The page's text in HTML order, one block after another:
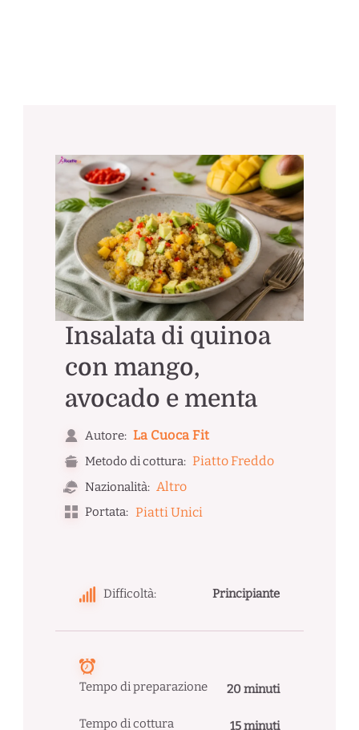
Insalata di quinoa
con mango,
avocado e menta
Autore: La Cuoca Fit
Metodo di cottura: Piatto Freddo
Nazionalità: Altro
Portata: Piatti Unici
Difficoltà: Principiante
Tempo di preparazione 20 minuti
Tempo di cottura 15 minuti